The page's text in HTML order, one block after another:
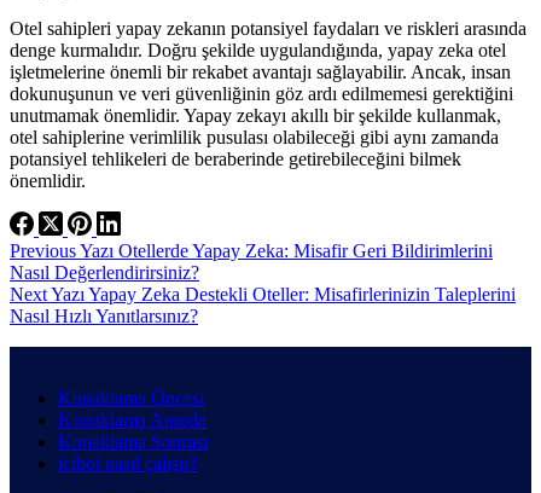
Otel sahipleri yapay zekanın potansiyel faydaları ve riskleri arasında
denge kurmalıdır. Doğru şekilde uygulandığında, yapay zeka otel
işletmelerine önemli bir rekabet avantajı sağlayabilir. Ancak, insan
dokunuşunun ve veri güvenliğinin göz ardı edilmemesi gerektiğini
unutmamak önemlidir. Yapay zekayı akıllı bir şekilde kullanmak,
otel sahiplerine verimlilik pusulası olabileceği gibi aynı zamanda
potansiyel tehlikeleri de beraberinde getirebileceğini bilmek
önemlidir.
PreviousYazı Otellerde Yapay Zeka: Misafir Geri Bildirimlerini
Nasıl Değerlendirirsiniz?
NextYazı Yapay Zeka Destekli Oteller: Misafirlerinizin Taleplerini
Nasıl Hızlı Yanıtlarsınız?
Konaklama Öncesi
Konaklama Anında
Konaklama Sonrası
icibot nasıl çalışır?